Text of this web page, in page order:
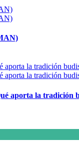
aporta la tradición